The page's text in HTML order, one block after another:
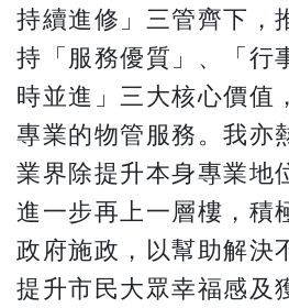
持續進修」三管齊下，
持「服務優質」、「行
時並進」三大核心價值
專業的物管服務。我亦
業界除提升本身專業地
進一步再上一層樓，積
政府施政，以幫助解決
提升市民大眾幸福感及